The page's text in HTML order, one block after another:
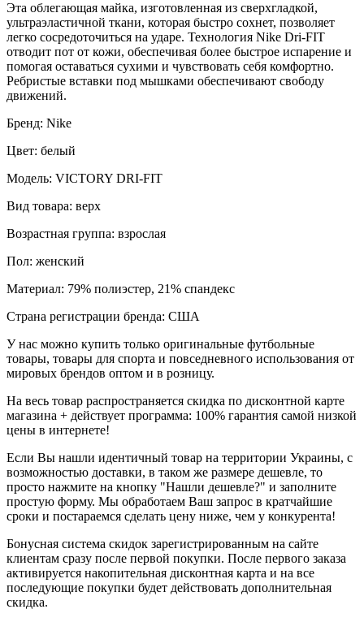
Эта облегающая майка, изготовленная из сверхгладкой,
ультраэластичной ткани, которая быстро сохнет, позволяет
легко сосредоточиться на ударе. Технология Nike Dri-FIT
отводит пот от кожи, обеспечивая более быстрое испарение и
помогая оставаться сухими и чувствовать себя комфортно.
Ребристые вставки под мышками обеспечивают свободу
движений.
Бренд: Nike
Цвет: белый
Модель: VICTORY DRI-FIT
Вид товара: верх
Возрастная группа: взрослая
Пол: женский
Материал: 79% полиэстер, 21% спандекс
Страна регистрации бренда: США
У нас можно купить только оригинальные футбольные
товары, товары для спорта и повседневного использования от
мировых брендов оптом и в розницу.
На весь товар распространяется скидка по дисконтной карте
магазина + действует программа: 100% гарантия самой низкой
цены в интернете!
Если Вы нашли идентичный товар на территории Украины, с
возможностью доставки, в таком же размере дешевле, то
просто нажмите на кнопку "Нашли дешевле?" и заполните
простую форму. Мы обработаем Ваш запрос в кратчайшие
сроки и постараемся сделать цену ниже, чем у конкурента!
Бонусная система скидок зарегистрированным на сайте
клиентам сразу после первой покупки. После первого заказа
активируется накопительная дисконтная карта и на все
последующие покупки будет действовать дополнительная
скидка.